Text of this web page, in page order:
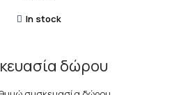
In stock
δώρου